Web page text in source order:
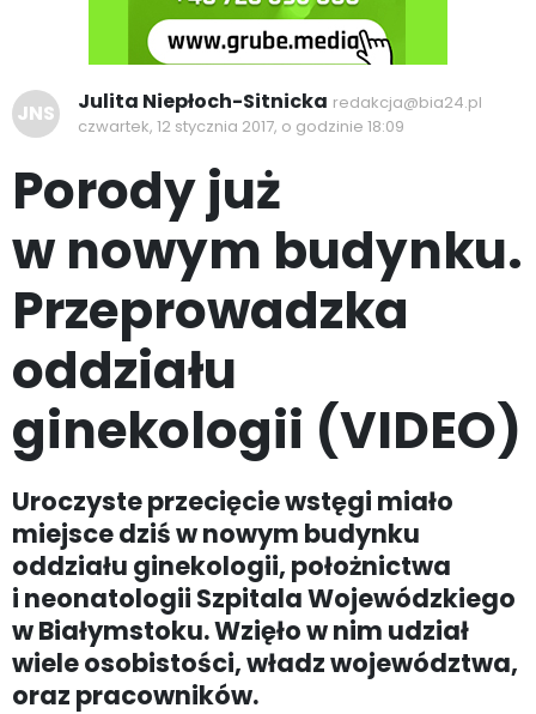
JNS Julita Niepłoch-Sitnicka redakcja@bia24.pl
czwartek, 12 stycznia 2017, o godzinie 18:09
Porody już
w nowym budynku.
Przeprowadzka
oddziału
ginekologii (VIDEO)
Uroczyste przecięcie wstęgi miało
miejsce dziś w nowym budynku
oddziału ginekologii, położnictwa
i neonatologii Szpitala Wojewódzkiego
w Białymstoku. Wzięło w nim udział
wiele osobistości, władz województwa,
oraz pracowników.